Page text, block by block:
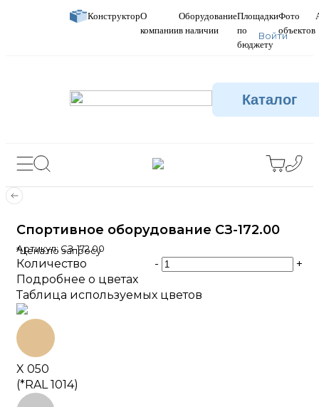
КонструкторО
компании
Оборудование
в наличии
Площадки
по
бюджету
Фото
объектов
Войти
Каталог
Спортивное оборудование СЗ-172.00
Артикул: СЗ-172.00
*Цена по запросу
Количество -
+
Подробнее о цветах
Таблица используемых цветов
X 050
(*RAL 1014)